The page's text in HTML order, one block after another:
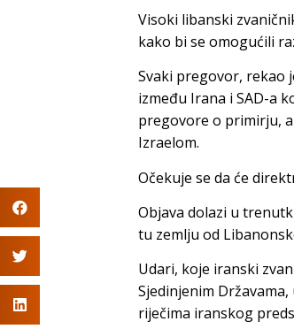
Visoki libanski
kako bi se omogućili
Svaki pregovor, rekao
između Irana i SAD-a
pregovore o primirju,
Izraelom.
Očekuje se da će
Objava dolazi u
tu zemlju od
Udari, koje iranski
Sjedinjenim
riječima iranskog